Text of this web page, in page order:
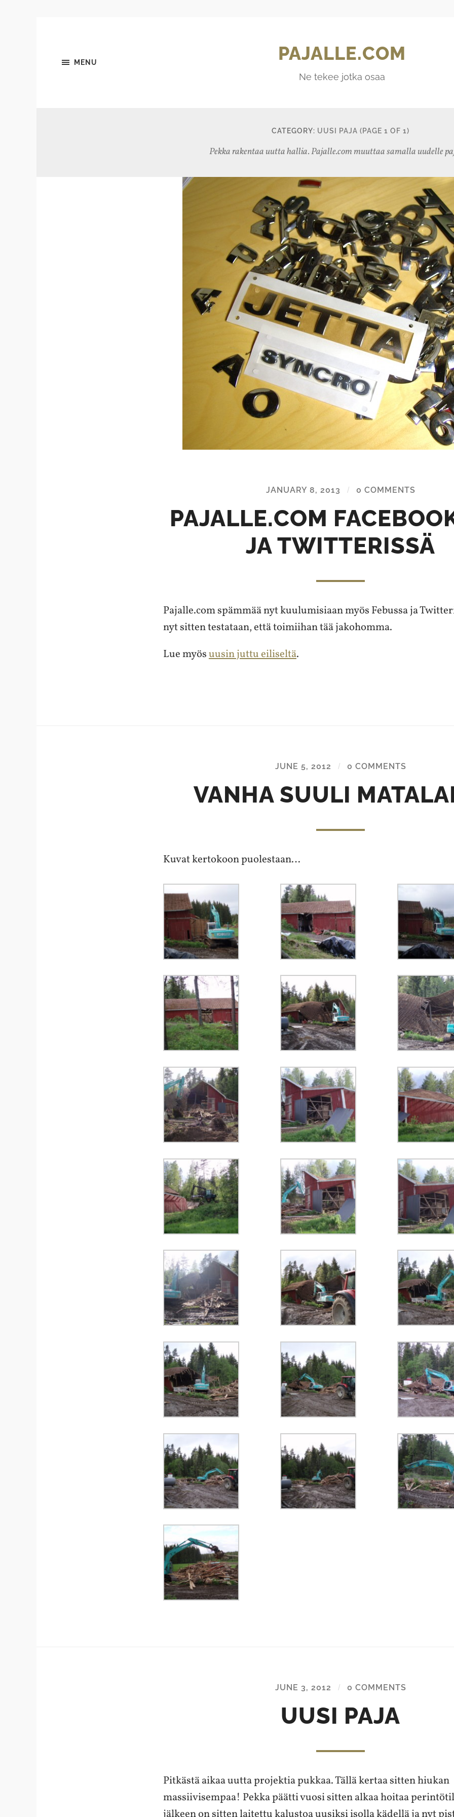
MENU PAJALLE.COM
Ne tekee jotka osaa
CATEGORY: UUSI PAJA (PAGE 1 OF 1)
Pekka rakentaa uutta hallia. Pajalle.com muuttaa samalla uudelle
JANUARY 8, 2013 / 0 COMMENTS
PAJALLE.COM
JA TWITTERISSÄ
Pajalle.com spämmää nyt kuulumisiaan myös Febussa ja
nyt sitten testataan, että toimiihan tää jakohomma.
Lue myösuusin juttu eiliseltä.
JUNE 5, 2012 / 0 COMMENTS
VANHA SUULI
Kuvat kertokoon puolestaan…
JUNE 3, 2012 / 0 COMMENTS
UUSI PAJA
Pitkästä aikaa uutta projektia pukkaa. Tällä kertaa sitten hiukan
massiivisempaa! Pekka päätti vuosi sitten alkaa hoitaa